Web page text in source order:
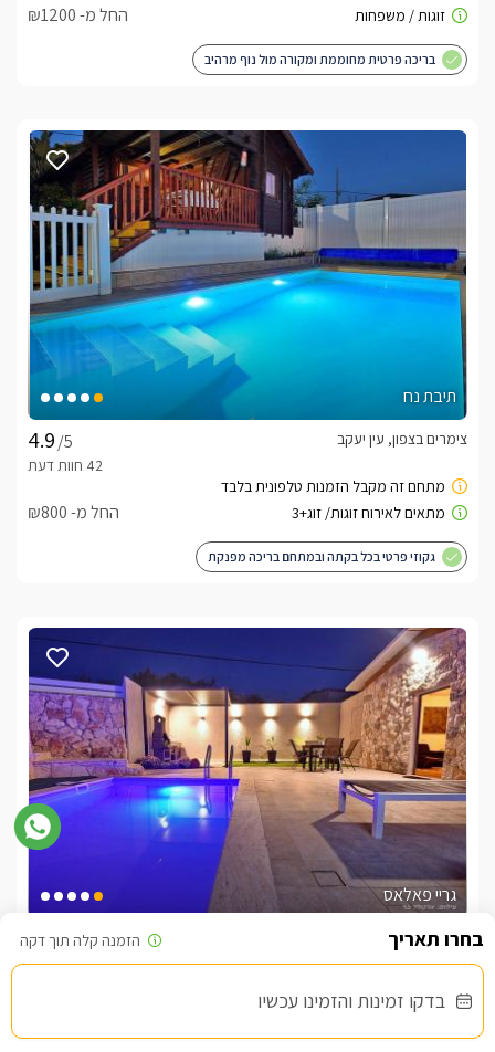
בדקו זמינות והזמינו עכשיו
החל מ- ₪1200
בריכה פרטית מחוממת ומקורה מול נוף מרהיב
תיבת נח
/5
צימרים בצפון, עין יעקב
החל מ- ₪800
גקוזי פרטי בכל בקתה ובמתחם בריכה מפנקת
גריי פאלאס
/5
צימר בצפון, עין יעקב